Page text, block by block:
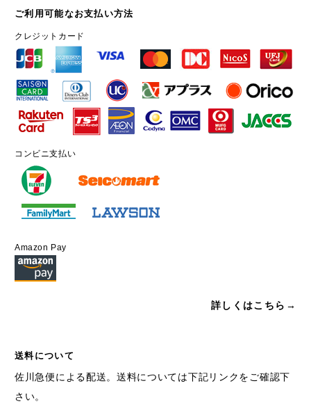
ご利用可能なお支払い方法
クレジットカード
コンビニ支払い
Amazon Pay
詳しくはこちら→
送料について
佐川急便による配送。送料については下記リンクをご確認下
さい。